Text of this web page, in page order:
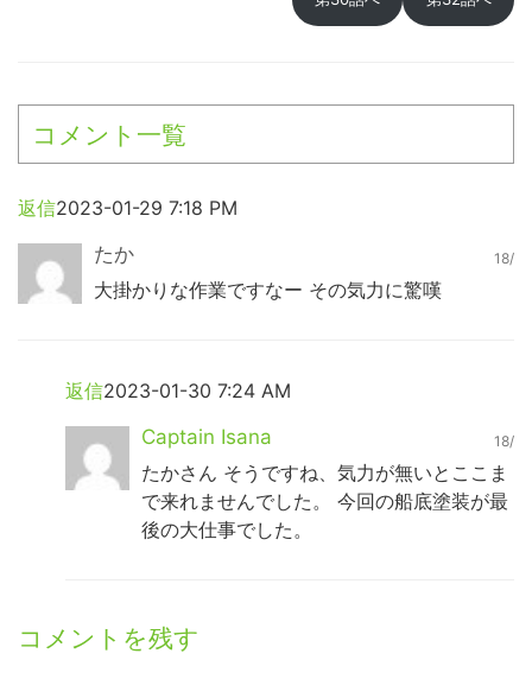
コメント一覧
返信2023-01-29 7:18 PM
たか
18/
大掛かりな作業ですなー その気力に驚嘆
返信2023-01-30 7:24 AM
Captain Isana
18/
たかさん そうですね、気力が無いとここま
で来れませんでした。 今回の船底塗装が最
後の大仕事でした。
コメントを残す